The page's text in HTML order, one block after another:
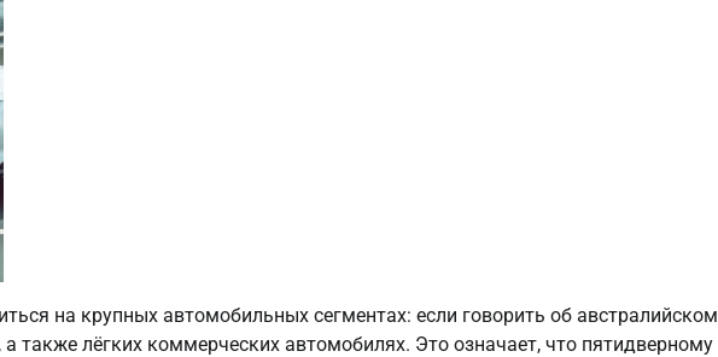
на крупных автомобильных сегментах: если говорить об австралийском
а также лёгких коммерческих автомобилях. Это означает, что пятидверному